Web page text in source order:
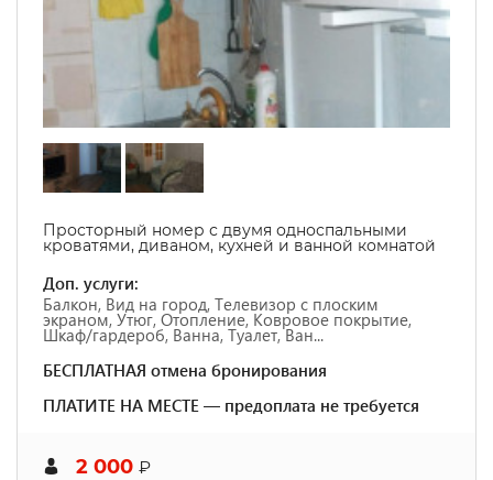
Просторный номер с двумя односпальными
кроватями, диваном, кухней и ванной комнатой
Доп. услуги:
Балкон, Вид на город, Телевизор с плоским
экраном, Утюг, Отопление, Ковровое покрытие,
Шкаф/гардероб, Ванна, Туалет, Ван...
БЕСПЛАТНАЯ отмена бронирования
ПЛАТИТЕ НА МЕСТЕ — предоплата не требуется
2 000 ₽